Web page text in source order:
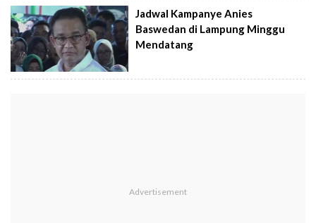
Jadwal Kampanye Anies
Baswedan di Lampung Minggu
Mendatang